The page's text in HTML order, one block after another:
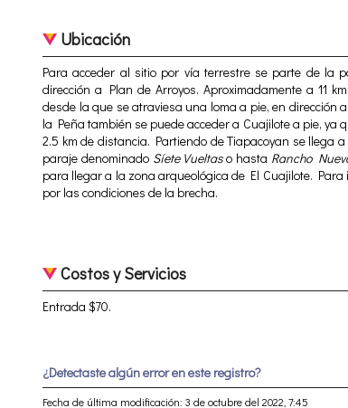
Ubicación
Para acceder al sitio por vía terrestre se parte de la
dirección a Plan de Arroyos. Aproximadamente a 11
desde la que se atraviesa una loma a pie, en dirección
la Peña también se puede acceder a Cuajilote a pie,
2.5 km de distancia. Partiendo de Tiapacoyan se llega
paraje denominado Síete Vueltaso hasta Rancho
para llegar a la zona arqueológica de El Cuajilote.
por las condiciones de la brecha.
Costos y Servicios
Entrada $70.
¿Detectaste algún error en este registro?
Fecha de última modificación: 3 de octubre del 2022, 7:45